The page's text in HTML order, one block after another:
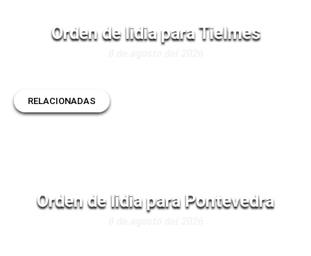
Orden de lidia para Tielmes
RELACIONADAS
Orden de lidia para Pontevedra